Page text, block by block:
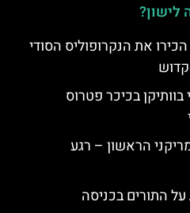
לישון?
את הנקרופוליס הסודי
בכיכר פטרוס
האמריקני הראשון – רגע
על התורים בכניסה